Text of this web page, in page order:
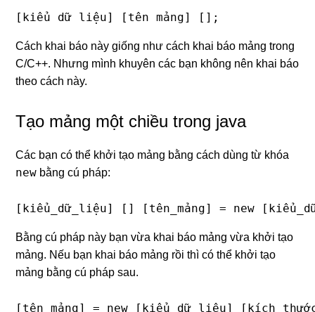
[kiểu dữ liệu] [tên mảng] [];
Cách khai báo này giống như cách khai báo mảng trong
C/C++. Nhưng mình khuyên các bạn không nên khai báo
theo cách này.
Tạo mảng một chiều trong java
Các bạn có thể khởi tạo mảng bằng cách dùng từ khóa
new bằng cú pháp:
[kiểu_dữ_liệu] [] [tên_mảng] = new
Bằng cú pháp này bạn vừa khai báo mảng vừa khởi tạo
mảng. Nếu bạn khai báo mảng rồi thì có thể khởi tạo
mảng bằng cú pháp sau.
[tên_mảng] = new [kiểu_dữ_liệu]